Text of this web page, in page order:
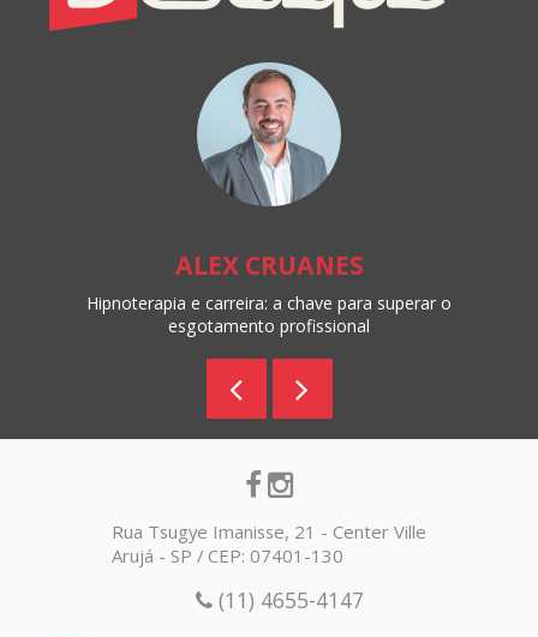
ALEX CRUANES
Hipnoterapia e carreira: a chave para superar o
esgotamento profissional
Rua Tsugye Imanisse, 21 - Center Ville
Arujá - SP / CEP: 07401-130
(11) 4655-4147